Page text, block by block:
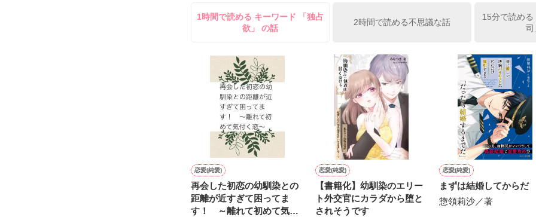
作品を読む
鷹哉『宜しくな、俺の雛子』🦅
雛子『俺の……ひぃ、雛子？！！！』🐥
シゴデキで冷徹な上司が見せる素顔は、なぜか想像以上に甘くて……🐥💓🦅
※表紙も作中使用の画像も全てフリー素材です。
※執筆期間2026.6.3〜7.20完結です。
※他サイトさんにて恋愛トレンド1位でした〜良かったら読んで頂けると嬉しいです。
作品を読む
1時間で読める キーワード 「独占
欲」 の話
2時間で読める不思議な話
15分で読め
司
恋愛(純愛)
再会した初恋の幼馴染との
距離が近すぎて困ってま
す！ ～離れて初めて気付
恋愛(純愛)
【書籍化】幼馴染のエリー
ト外交官にカラダから堕と
されそうです
恋愛(純愛)
まずは結婚してからだ
惣領莉沙／著